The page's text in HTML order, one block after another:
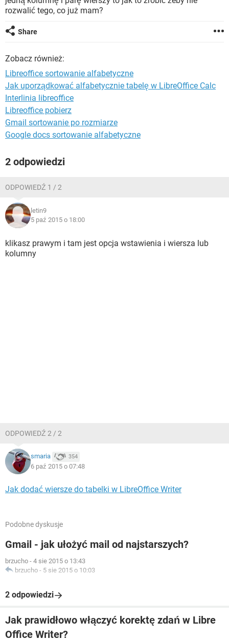
WINDOWS 10
rozwalić tego, co już mam?
Share
Zobacz również:
Libreoffice sortowanie alfabetyczne
Jak uporządkować alfabetycznie tabelę w LibreOffice Calc
Interlinia libreoffice
Libreoffice pobierz
Gmail sortowanie po rozmiarze
Google docs sortowanie alfabetyczne
2 odpowiedzi
ODPOWIEDŹ 1 / 2
letin9
5 paź 2015 o 18:00
klikasz prawym i tam jest opcja wstawienia i wiersza lub
kolumny
ODPOWIEDŹ 2 / 2
smaria 354
6 paź 2015 o 07:48
Jak dodać wiersze do tabelki w LibreOffice Writer
Podobne dyskusje
Gmail - jak ułożyć mail od najstarszych?
brzucho - 4 sie 2015 o 13:43
brzucho - 5 sie 2015 o 10:03
2 odpowiedzi
Jak prawidłowo włączyć korektę zdań w Libre
Office Writer?